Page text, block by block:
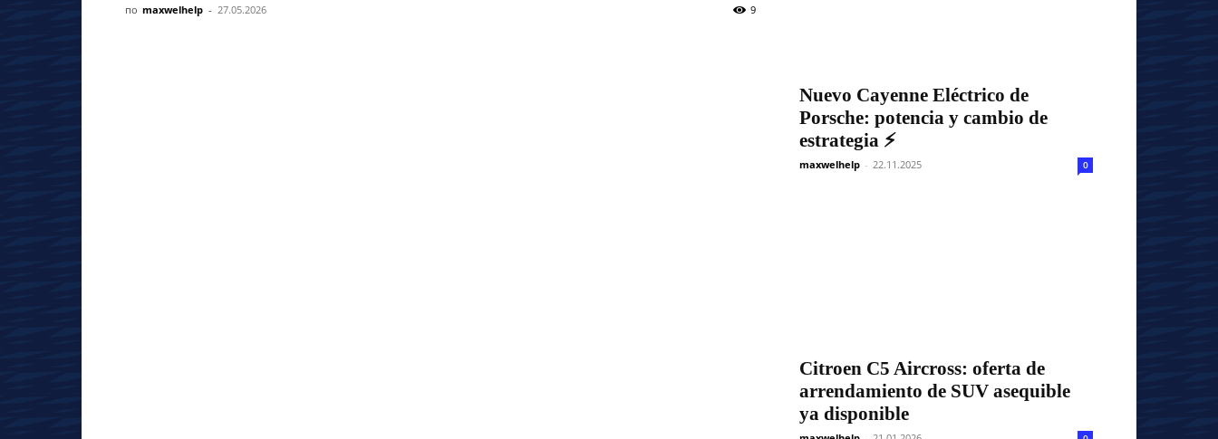
по maxwelhelp - 27.05.2026 9
Nuevo Cayenne Eléctrico de
Porsche: potencia y cambio de
estrategia ⚡
maxwelhelp - 22.11.2025 0
Citroen C5 Aircross: oferta de
arrendamiento de SUV asequible
ya disponible